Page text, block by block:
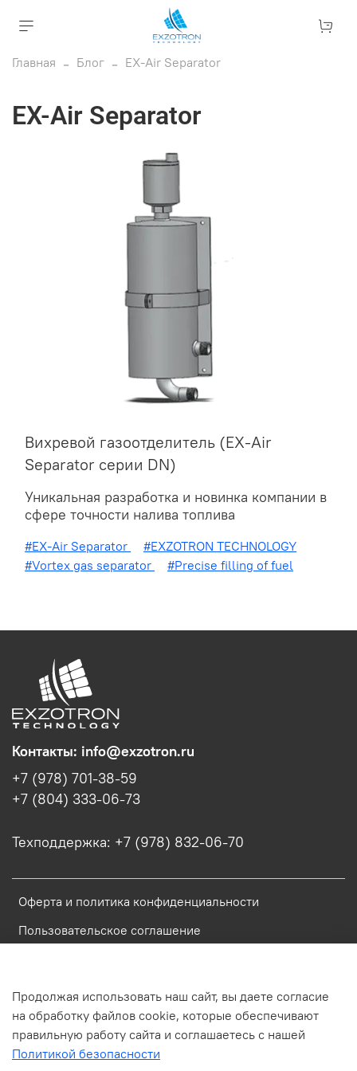
Главная Блог EX-Air Separator
EX-Air Separator
Вихревой газоотделитель (EX-Air
Separator серии DN)
Уникальная разработка и новинка компании в
сфере точности налива топлива
#EX-Air Separator
#EXZOTRON TECHNOLOGY
#Vortex gas separator
#Precise filling of fuel
Оферта и политика конфиденциальности
Пользовательское соглашение
Обратная связь
Контакты: info@exzotron.ru
+7 (978) 701-38-59
+7 (804) 333-06-73
Техподдержка: +7 (978) 832-06-70
Продолжая использовать наш сайт, вы даете согласие
на обработку файлов cookie, которые обеспечивают
правильную работу сайта и соглашаетесь с нашей
Политикой безопасности